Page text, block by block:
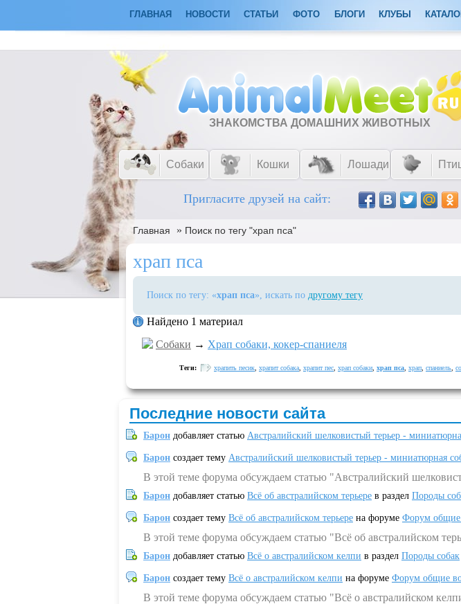
ГЛАВНАЯ НОВОСТИ СТАТЬИ ФОТО БЛОГИ КЛУБЫ
ЗНАКОМСТВА ДОМАШНИХ ЖИВОТНЫХ
Собаки Кошки Лошади
Пригласите друзей на сайт:
Главная » Поиск по тегу "храп пса"
храп пса
Поиск по тегу: «храп пса», искать по другому тегу
Найдено 1 материал
Собаки → Храп собаки, кокер-спаниеля
Теги: храпить песик храпит собака храпит пес храп собаки храп пса храп спаниель
Последние новости сайта
Барон добавляет статью Австралийский шелковистый терьер -
Барон создает тему Австралийский шелковистый терьер - миниатюрная
В этой теме форума обсуждаем статью "Австралийский
Барон добавляет статью Всё об австралийском терьере в раздел Породы
Барон создает тему Всё об австралийском терьере на форуме Форум общие
В этой теме форума обсуждаем статью "Всё об австралийском
Барон добавляет статью Всё о австралийском келпи в раздел Породы собак
Барон создает тему Всё о австралийском келпи на форуме Форум общие
В этой теме форума обсуждаем статью "Всё о австралийском